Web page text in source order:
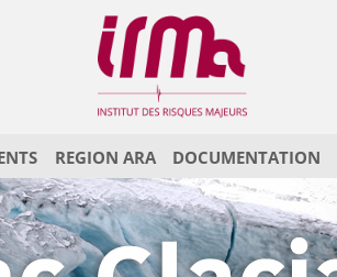
REGION ARA DOCUMENTATION